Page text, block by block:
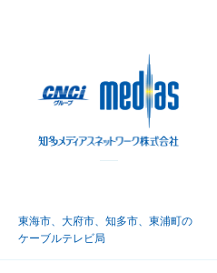
東海市、大府市、知多市、東浦町の
ケーブルテレビ局